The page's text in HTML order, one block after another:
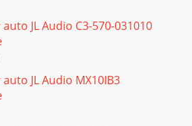
JL Audio C3-570-031010
JL Audio MX10IB3